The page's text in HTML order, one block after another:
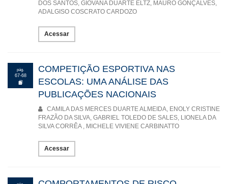
DOS SANTOS, GIOVANA DUARTE ELTZ, MAURO GONÇALVES,
ADALGISO COSCRATO CARDOZO
Acessar
pág.
67-68
COMPETIÇÃO ESPORTIVA NAS
ESCOLAS: UMA ANÁLISE DAS
PUBLICAÇÕES NACIONAIS
CAMILA DAS MERCES DUARTE ALMEIDA, ENOLY CRISTINE
FRAZÃO DA SILVA, GABRIEL TOLEDO DE SALES, LIONELA DA
SILVA CORRÊA , MICHELE VIVIENE CARBINATTO
Acessar